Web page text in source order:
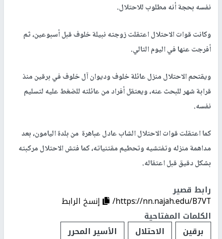
نفسه بحجة أنه مطلوب للاحتلال.
وكانت قوات الاحتلال اعتقلت زوجته نبيلة خلوف قبل أسبوعين، ثم
أفرجت عنها في اليوم التالي.
ويقتحم الاحتلال منزل عائلة خلوف وديوان آل خلوف في برقين منذ
قرابة شهر للبحث عنه، ويعتقل أفراد من عائلته للضغط عليه لتسليم
نفسه.
كما اعتقلت قوات الاحتلال الشاب عادل عباهرة من بلدة اليامون، بعد
مداهمة منزله وتفتشيه وتحطيم مقتنياته، كما فتش الاحتلال مركبته
بشكل دقيق قبل اعتقاله.
رابط قصير
https://nn.najah.edu/B7VT/
إنسخ الرابط
الكلمات المفتاحية
برقين
الاحتلال الأسير المحرر